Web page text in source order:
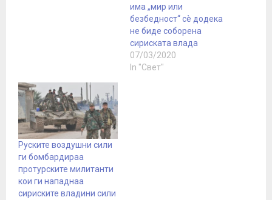
има „мир или
безбедност“ сè додека
не биде соборена
сириската влада
07/03/2020
In "Свет"
Руските воздушни сили
ги бомбардираа
протурските милитанти
кои ги нападнаа
сириските владини сили